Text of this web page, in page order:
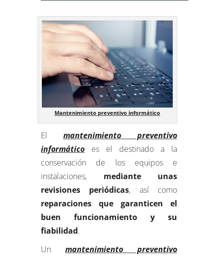
Mantenimiento preventivo informático
El mantenimiento preventivo
informático es el destinado a la
conservación de los equipos e
instalaciones, mediante unas
revisiones periódicas, así como
reparaciones que garanticen el
buen funcionamiento y su
fiabilidad.
Un mantenimiento preventivo